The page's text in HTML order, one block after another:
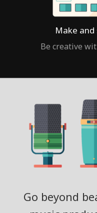
Make
Be creative
Go beyond